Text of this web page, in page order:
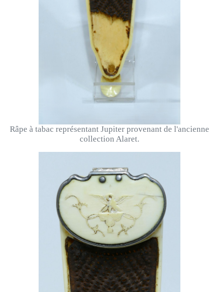
Râpe à tabac représentant Jupiter provenant de l'ancienne
collection Alaret.